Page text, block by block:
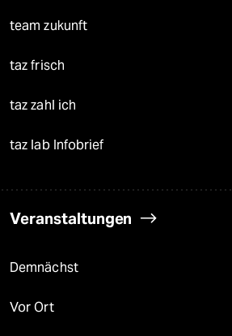
team zukunft
taz frisch
taz zahl ich
taz lab Infobrief
Veranstaltungen
Demnächst
Vor Ort